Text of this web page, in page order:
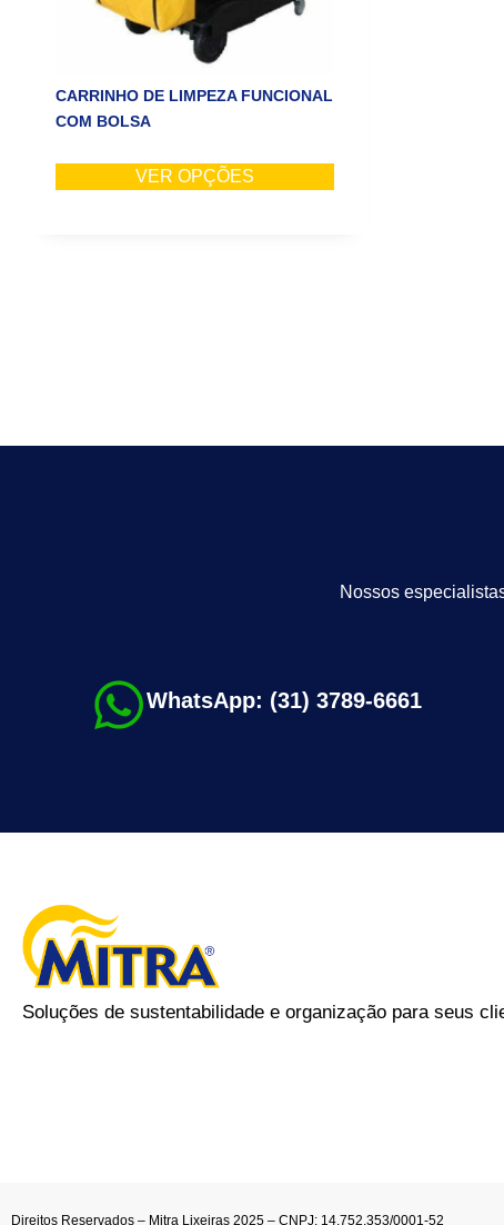
CARRINHO DE LIMPEZA FUNCIONAL
COM BOLSA
VER OPÇÕES
Nossos
WhatsApp: (31) 3789-6661
Soluções de sustentabilidade e organização para seus
Direitos Reservados – Mitra Lixeiras 2025 – CNPJ: 14.752.353/0001-52